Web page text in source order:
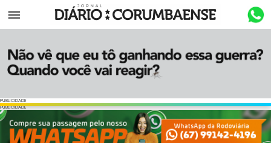
Menu
PUBLICIDADE
PUBLICIDADE